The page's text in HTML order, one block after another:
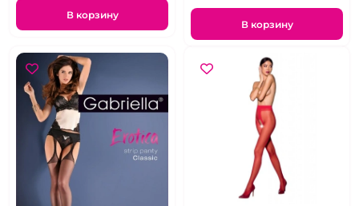
В корзину
В корзину